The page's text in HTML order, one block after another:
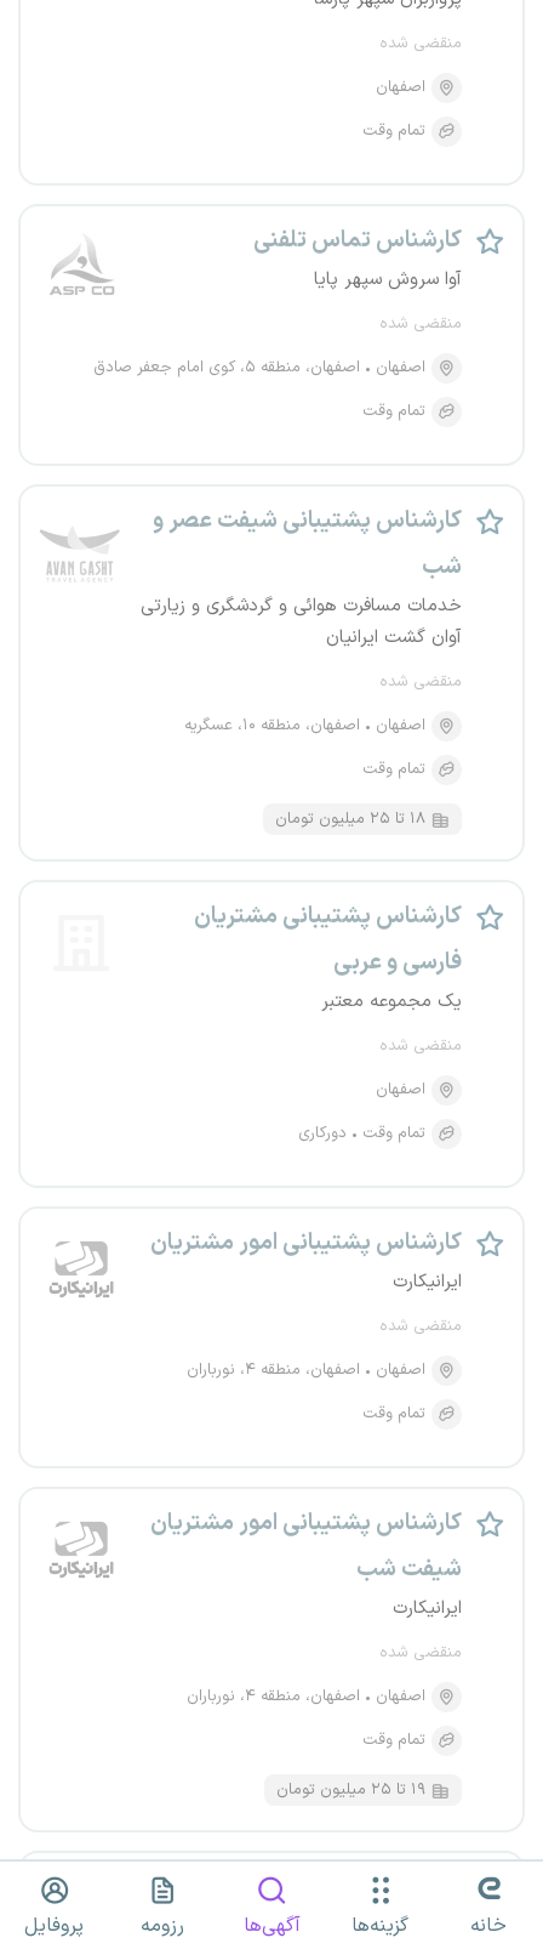
منقضی شده
اصفهان
تمام وقت
کارشناس تماس تلفنی
آوا سروش سپهر پایا
منقضی شده
اصفهان
اصفهان، منطقه ۵، کوی امام جعفر صادق
تمام وقت
کارشناس پشتیبانی شیفت عصر و
شب
خدمات مسافرت هوائی و گردشگری و زیارتی
آوان گشت ایرانیان
منقضی شده
اصفهان
اصفهان، منطقه ۱۰، عسگریه
تمام وقت
۱۸ تا ۲۵ میلیون تومان
کارشناس پشتیبانی مشتریان
فارسی و عربی
یک مجموعه معتبر
منقضی شده
اصفهان
تمام وقت
دورکاری
کارشناس پشتیبانی امور مشتریان
ایرانیکارت
منقضی شده
اصفهان
اصفهان، منطقه ۴، نورباران
تمام وقت
کارشناس پشتیبانی امور مشتریان
شیفت شب
ایرانیکارت
منقضی شده
اصفهان
اصفهان، منطقه ۴، نورباران
تمام وقت
۱۹ تا ۲۵ میلیون تومان
کارشناس پشتیبانی امور مشتریان
(شیفت عصر)
خانه گزینه‌ها آگهی‌ها رزومه پروفایل